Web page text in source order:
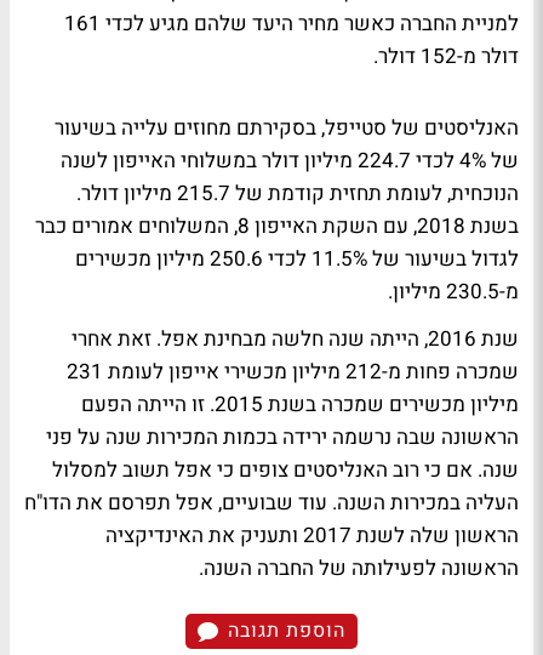
למניית החברה כאשר מחיר היעד שלהם מגיע לכדי 161
דולר מ-152 דולר.
האנליסטים של סטייפל, בסקירתם מחוזים עלייה בשיעור
של 4% לכדי 224.7 מיליון דולר במשלוחי האייפון לשנה
הנוכחית, לעומת תחזית קודמת של 215.7 מיליון דולר.
בשנת 2018, עם השקת האייפון 8, המשלוחים אמורים כבר
לגדול בשיעור של 11.5% לכדי 250.6 מיליון מכשירים
מ-230.5 מיליון.
שנת 2016, הייתה שנה חלשה מבחינת אפל. זאת אחרי
שמכרה פחות מ-212 מיליון מכשירי אייפון לעומת 231
מיליון מכשירים שמכרה בשנת 2015. זו הייתה הפעם
הראשונה שבה נרשמה ירידה בכמות המכירות שנה על פני
שנה. אם כי רוב האנליסטים צופים כי אפל תשוב למסלול
העליה במכירות השנה. עוד שבועיים, אפל תפרסם את הדו"ח
הראשון שלה לשנת 2017 ותעניק את האינדיקציה
הראשונה לפעילותה של החברה השנה.
הוספת תגובה